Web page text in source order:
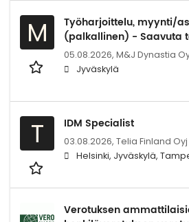
M
Työharjoittelu, myynti/
(palkallinen) - Saavuta
05.08.2026, M&J Dynastia
Jyväskylä
T IDM Specialist
03.08.2026, Telia Finland Oyj
Helsinki, Jyväskylä,
Verotuksen